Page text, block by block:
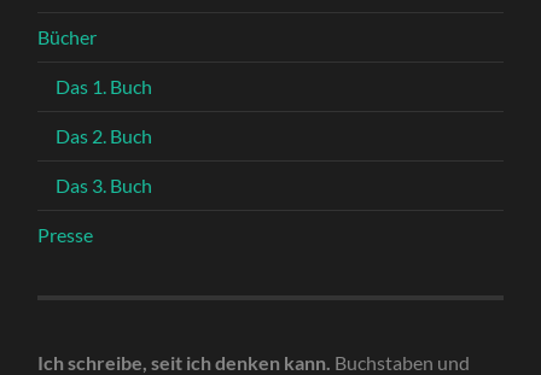
Bücher
Das 1. Buch
Das 2. Buch
Das 3. Buch
Presse
Ich schreibe, seit ich denken kann. Buchstaben und